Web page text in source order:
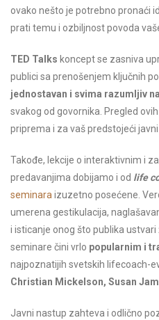
ovako nešto je potrebno pronaći
prati temu i ozbiljnost povoda
TED Talks koncept se zasniva
publici sa prenošenjem ključnih
jednostavan i svima razumljiv
svakog od govornika. Pregled
priprema i za vaš predstojeći
Takođe, lekcije o interaktivnim i
predavanjima dobijamo i od life
seminaraizuzetno posećene.
umerena gestikulacija,
i isticanje onog što publika
seminare čini vrlo popularnim i
najpoznatijih svetskih lifecoach-
Christian Mickelson, Susan
Javni nastup zahteva i odlično